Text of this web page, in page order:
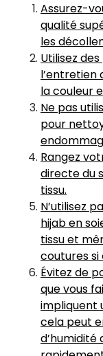
Assurez-
qualité
les
Utilisez
l’entretien
la couleur
Ne pas
pour
Rangez
directe du
tissu.
N’utilisez
hijab en
tissu et
coutures si
Évitez de
que vous
impliquent
cela peut
d’humidité